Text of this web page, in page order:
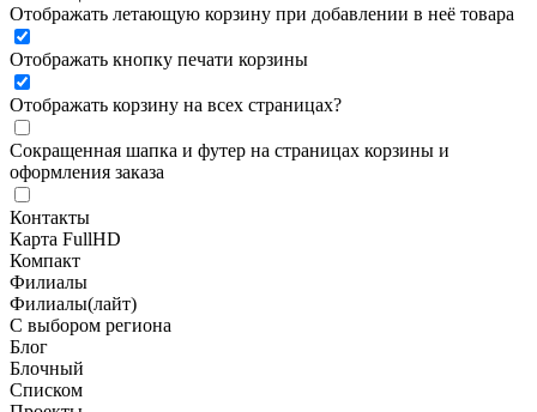
Отображать летающую корзину при добавлении в неё товара
Отображать кнопку печати корзины
Отображать корзину на всех страницах?
Сокращенная шапка и футер на страницах корзины и
оформления заказа
Контакты
Карта FullHD
Компакт
Филиалы
Филиалы(лайт)
С выбором региона
Блог
Блочный
Списком